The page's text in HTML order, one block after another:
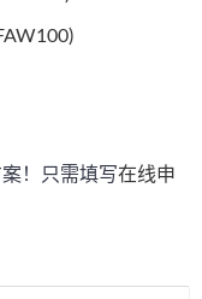
！只需填写在线申